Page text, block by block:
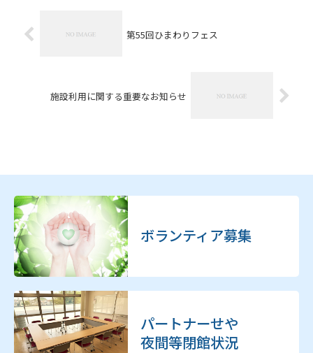
第55回ひまわりフェス
施設利用に関する重要なお知らせ
ボランティア募集
パートナーせや
夜間等閉館状況